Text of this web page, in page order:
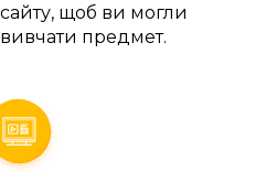
щоб ви могли
предмет.